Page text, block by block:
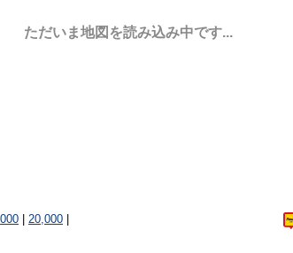
ただいま地図を読み込み中です...
20,000